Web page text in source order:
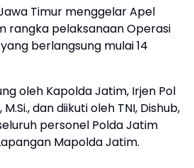
Timur menggelar Apel
rangka pelaksanaan Operasi
berlangsung mulai 14
oleh Kapolda Jatim, Irjen Pol
dan diikuti oleh TNI, Dishub,
personel Polda Jatim
Mapolda Jatim.